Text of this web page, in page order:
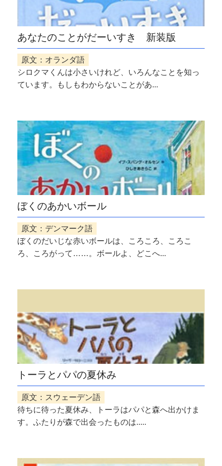
あなたのことがだーいすき 新装版
原文：オランダ語
シロクマくんは小さいけれど、いろんなことを知っ
ています。もしもわからないことがあ...
ぼくのあかいボール
原文：デンマーク語
ぼくのだいじな赤いボールは、ころころ、ころこ
ろ、ころがって……。ボールよ、どこへ...
トーラとパパの夏休み
原文：スウェーデン語
待ちに待った夏休み、トーラはパパと森へ出かけま
す。ふたりが森で出会ったものは.....